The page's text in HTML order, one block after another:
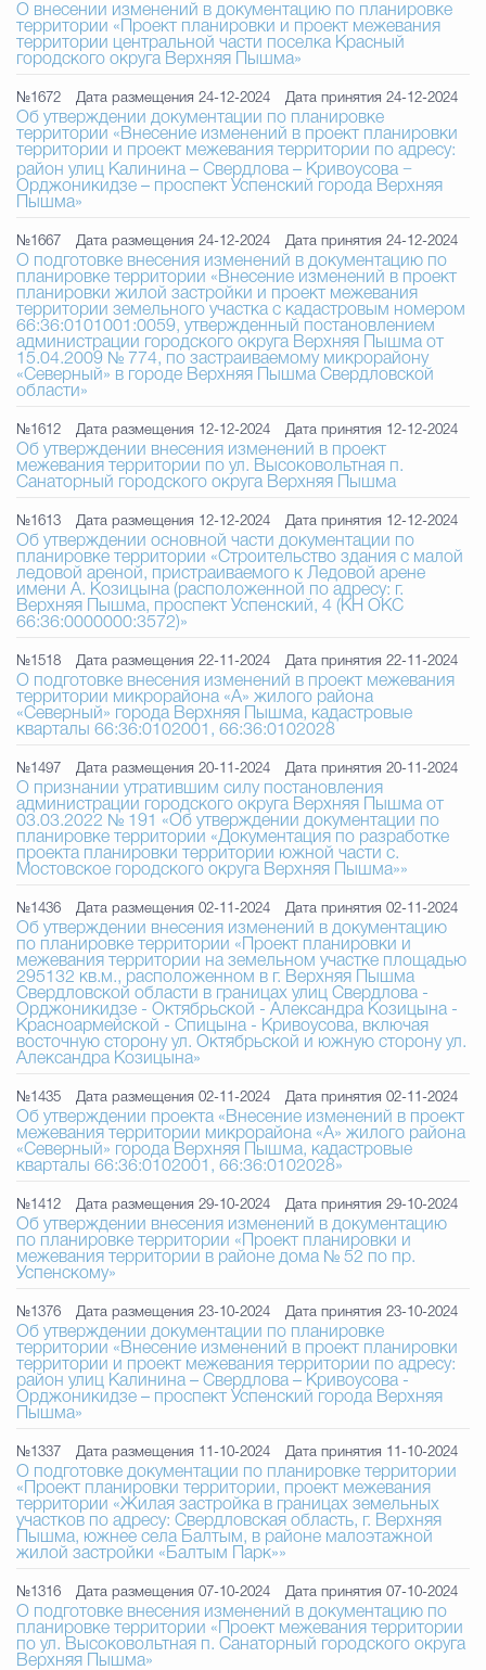
О внесении изменений в документацию по планировке
территории «Проект планировки и проект межевания
территории центральной части поселка Красный
городского округа Верхняя Пышма»
№1672 Дата размещения 24-12-2024 Дата принятия 24-12-2024
Об утверждении документации по планировке
территории «Внесение изменений в проект планировки
территории и проект межевания территории по адресу:
район улиц Калинина – Свердлова – Кривоусова −
Орджоникидзе – проспект Успенский города Верхняя
Пышма»
№1667 Дата размещения 24-12-2024 Дата принятия 24-12-2024
О подготовке внесения изменений в документацию по
планировке территории «Внесение изменений в проект
планировки жилой застройки и проект межевания
территории земельного участка с кадастровым номером
66:36:0101001:0059, утвержденный постановлением
администрации городского округа Верхняя Пышма от
15.04.2009 № 774, по застраиваемому микрорайону
«Северный» в городе Верхняя Пышма Свердловской
области»
№1612 Дата размещения 12-12-2024 Дата принятия 12-12-2024
Об утверждении внесения изменений в проект
межевания территории по ул. Высоковольтная п.
Санаторный городского округа Верхняя Пышма
№1613 Дата размещения 12-12-2024 Дата принятия 12-12-2024
Об утверждении основной части документации по
планировке территории «Строительство здания с малой
ледовой ареной, пристраиваемого к Ледовой арене
имени А. Козицына (расположенной по адресу: г.
Верхняя Пышма, проспект Успенский, 4 (КН ОКС
66:36:0000000:3572)»
№1518 Дата размещения 22-11-2024 Дата принятия 22-11-2024
О подготовке внесения изменений в проект межевания
территории микрорайона «А» жилого района
«Северный» города Верхняя Пышма, кадастровые
кварталы 66:36:0102001, 66:36:0102028
№1497 Дата размещения 20-11-2024 Дата принятия 20-11-2024
О признании утратившим силу постановления
администрации городского округа Верхняя Пышма от
03.03.2022 № 191 «Об утверждении документации по
планировке территории «Документация по разработке
проекта планировки территории южной части с.
Мостовское городского округа Верхняя Пышма»»
№1436 Дата размещения 02-11-2024 Дата принятия 02-11-2024
Об утверждении внесения изменений в документацию
по планировке территории «Проект планировки и
межевания территории на земельном участке площадью
295132 кв.м., расположенном в г. Верхняя Пышма
Свердловской области в границах улиц Свердлова -
Орджоникидзе - Октябрьской - Александра Козицына -
Красноармейской - Спицына - Кривоусова, включая
восточную сторону ул. Октябрьской и южную сторону ул.
Александра Козицына»
№1435 Дата размещения 02-11-2024 Дата принятия 02-11-2024
Об утверждении проекта «Внесение изменений в проект
межевания территории микрорайона «А» жилого района
«Северный» города Верхняя Пышма, кадастровые
кварталы 66:36:0102001, 66:36:0102028»
№1412 Дата размещения 29-10-2024 Дата принятия 29-10-2024
Об утверждении внесения изменений в документацию
по планировке территории «Проект планировки и
межевания территории в районе дома № 52 по пр.
Успенскому»
№1376 Дата размещения 23-10-2024 Дата принятия 23-10-2024
Об утверждении документации по планировке
территории «Внесение изменений в проект планировки
территории и проект межевания территории по адресу:
район улиц Калинина – Свердлова – Кривоусова -
Орджоникидзе – проспект Успенский города Верхняя
Пышма»
№1337 Дата размещения 11-10-2024 Дата принятия 11-10-2024
О подготовке документации по планировке территории
«Проект планировки территории, проект межевания
территории «Жилая застройка в границах земельных
участков по адресу: Свердловская область, г. Верхняя
Пышма, южнее села Балтым, в районе малоэтажной
жилой застройки «Балтым Парк»»
№1316 Дата размещения 07-10-2024 Дата принятия 07-10-2024
О подготовке внесения изменений в документацию по
планировке территории «Проект межевания территории
по ул. Высоковольтная п. Санаторный городского округа
Верхняя Пышма»